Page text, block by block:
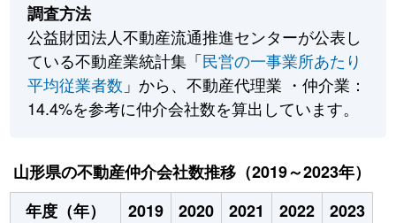
調査方法
公益財団法人不動産流通推進センターが公表し
ている不動産業統計集「民営の一事業所あたり
平均従業者数 」から、不動産代理業 ・仲介業：
14.4%を参考に仲介会社数を算出しています。
山形県の不動産仲介会社数推移（2019～2023年）
年度（年）
2019 2020 2021 2022
2023